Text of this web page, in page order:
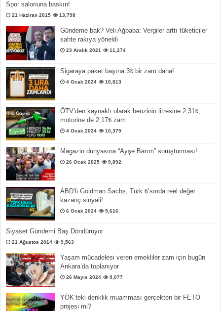
Spor salonuna baskın!
21 Haziran 2015 13,798
Gündeme bak? Veli Ağbaba: Vergiler arttı tüketiciler
sahte rakıya yöneldi
23 Aralık 2021 11,274
Sigaraya paket başına 3₺ bir zam daha!
4 Ocak 2024 10,813
ÖTV’den kaynaklı olarak benzinin litresine 2,31₺,
motorine de 2,17₺ zam
4 Ocak 2024 10,379
Magazin dünyasına “Ayşe Barım” soruşturması!
26 Ocak 2025 9,892
ABD’li Goldman Sachs, Türk ₺’sında reel değer
kazanç sinyali!
6 Ocak 2024 9,616
Siyaset Gündemi Baş Döndürüyor
21 Ağustos 2014 9,563
Yaşam mücadelesi veren emekliler zam için bugün
Ankara’da toplanıyor
26 Mayıs 2024 9,077
YÖK’teki denklik muamması gerçekten bir FETÖ
projesi mi?